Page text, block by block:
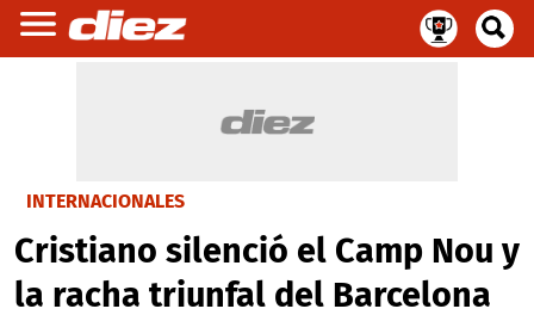
INTERNACIONALES
Cristiano silenció el Camp Nou y
la racha triunfal del Barcelona